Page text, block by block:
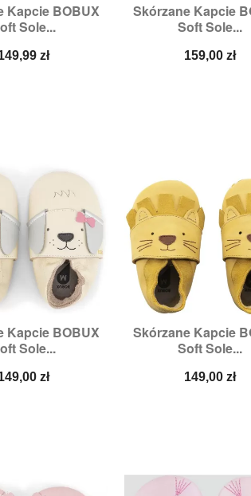
Kapcie BOBUX
Sole...
zł
podgląd
M
Skórzane Kapcie
Soft Sole...
Cena
159,00 zł
Szybki
Rozmiary: 2XL,
Kapcie BOBUX
Sole...
zł
podgląd
2XL, 3XL,
Skórzane Kapcie
Soft Sole...
Cena
149,00 zł
Szybki
Rozmiary:2XL,3XL,